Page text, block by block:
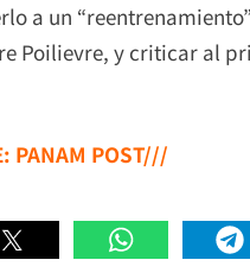
a un
Poilievre, y criticar al
PANAM POST///